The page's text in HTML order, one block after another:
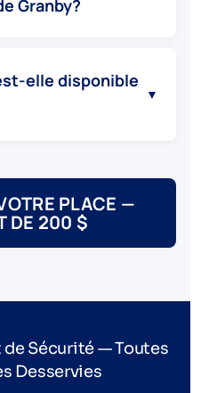
Granby?
elle disponible
▼
PLACE —
DE 200 $
Sécurité — Toutes
Desservies